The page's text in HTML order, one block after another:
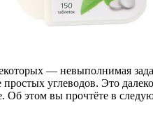
— невыполнимая
углеводов. Это
этом вы прочтёте в